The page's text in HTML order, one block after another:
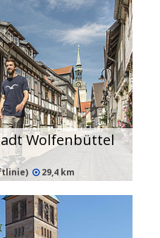
Wolfenbüttel
29,4 km